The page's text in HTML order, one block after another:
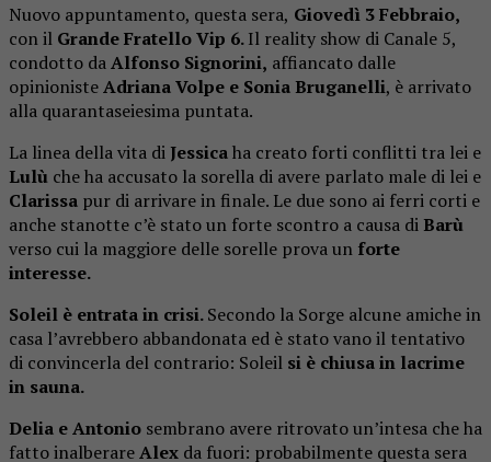
Nuovo appuntamento, questa sera, Giovedì 3Febbraio,
con il Grande Fratello Vip 6.Il reality show di Canale 5,
condotto daAlfonso Signorini, affiancato dalle
opinionisteAdriana Volpe e Sonia Bruganelli, è arrivato
alla quarantaseiesima puntata.
La linea della vita di Jessicaha creato forti conflitti tra lei e
Lulù che ha accusato la sorella di avere parlato male di lei e
Clarissa pur di arrivare in finale. Le due sono ai ferri corti e
anche stanotte c’è stato un forte scontro a causa di Barù
verso cui la maggiore delle sorelle prova un forte
interesse.
Soleil è entrata in crisi.Secondo la Sorge alcune amiche in
casa l’avrebbero abbandonata ed è stato vano il tentativo
di convincerla del contrario: Soleil si è chiusa in lacrime
in sauna.
Delia e Antonio sembrano avere ritrovato un’intesa che ha
fatto inalberareAlex da fuori: probabilmente questa sera